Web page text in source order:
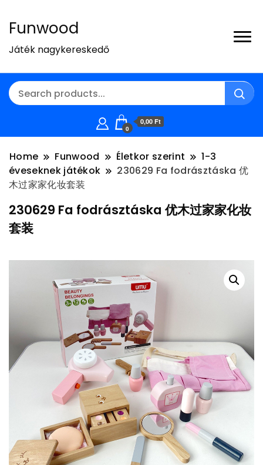
Funwood
Játék nagykereskedő
0
0,00 Ft
Home Funwood Életkor szerint
1-3
éveseknek játékok
230629 Fa fodrásztáska 优
木过家家化妆套装
230629 Fa fodrásztáska 优木过家家化妆
套装